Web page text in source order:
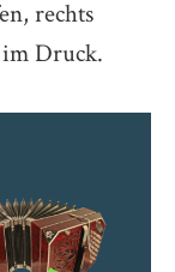
rechts
im Druck.